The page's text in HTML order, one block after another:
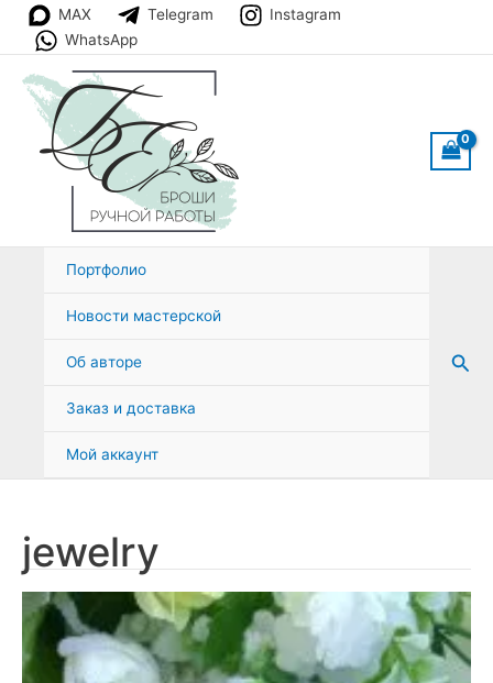
Перейти
содержимому
MAX Telegram
Instagram
WhatsApp
Портфолио
Новости мастерской
Об авторе
Заказ и доставка
Мой аккаунт
jewelry